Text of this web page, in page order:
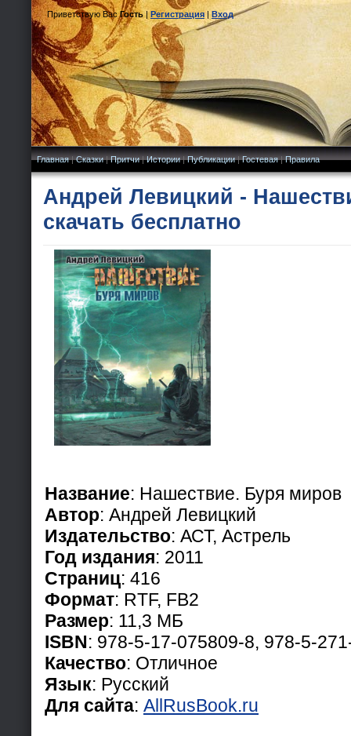
Приветствую Вас Гость|Регистрация|Вход
Главная|Сказки|Притчи|Истории|Публикации|Гостевая|Правила
Андрей Левицкий -
скачать бесплатно
Название: Нашествие. Буря миров
Автор: Андрей Левицкий
Издательство: АСТ, Астрель
Год издания: 2011
Страниц: 416
Формат: RTF, FB2
Размер: 11,3 МБ
ISBN: 978-5-17-075809-8, 978-5-
Качество: Отличное
Язык: Русский
Для сайта: AllRusBook.ru